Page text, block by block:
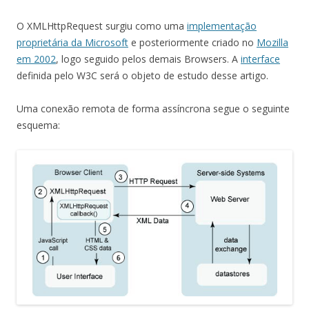
O XMLHttpRequest surgiu como uma implementação
proprietária da Microsoft e posteriormente criado no Mozilla
em 2002, logo seguido pelos demais Browsers. A interface
definida pelo W3C será o objeto de estudo desse artigo.
Uma conexão remota de forma assíncrona segue o seguinte
esquema: